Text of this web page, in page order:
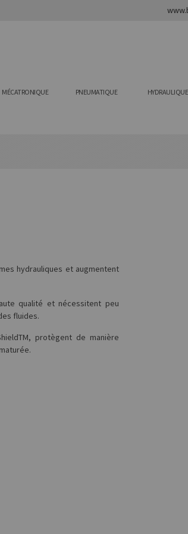
MÉCATRONIQUE PNEUMATIQUE HYDRAULIQUE
hydrauliques et augmentent
qualité et nécessitent peu
fluides.
protègent de manière